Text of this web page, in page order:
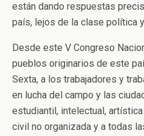
están dando respuestas
país, lejos de la clase política
Desde este V Congreso
pueblos originarios de este
Sexta, a los trabajadores y
en lucha del campo y las
estudiantil, intelectual,
civil no organizada y a todas